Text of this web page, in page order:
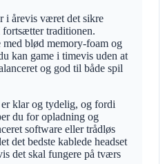
i årevis været det sikre
traditionen.
blød memory-foam og
kan game i timevis uden at
og god til både spil
klar og tydelig, og fordi
du for opladning og
software eller trådløs
det bedste kablede headset
det skal fungere på tværs